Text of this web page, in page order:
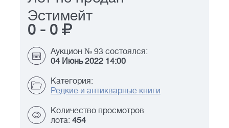
Эстимейт
0 - 0
Аукцион № 93 состоялся:
04 Июнь 2022 14:00
Категория:
Редкие и антикварные книги
Количество просмотров
лота: 454